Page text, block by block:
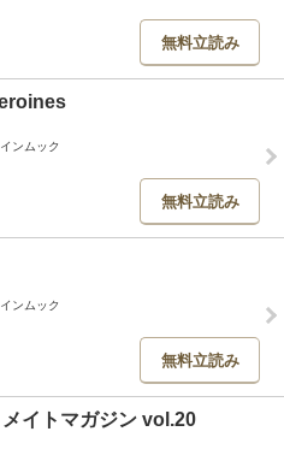
無料立読み
ンムック
無料立読み
ンムック
無料立読み
イトマガジン vol.20